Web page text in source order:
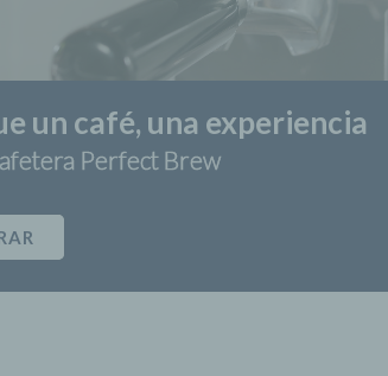
un café, una experiencia
Perfect Brew